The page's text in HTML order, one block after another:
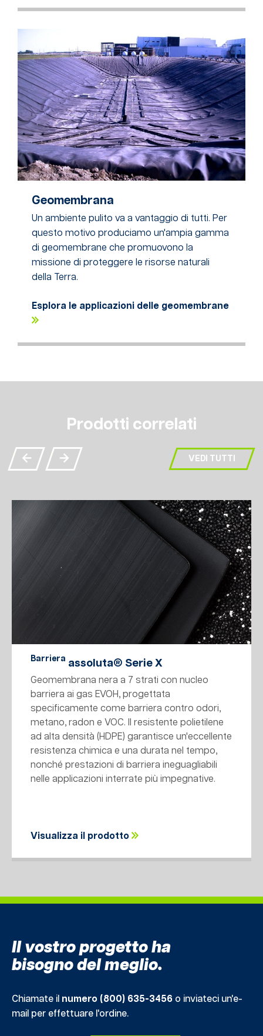
Geomembrana
Un ambiente pulito va a vantaggio di tutti. Per
questo motivo produciamo un'ampia gamma
di geomembrane che promuovono la
missione di proteggere le risorse naturali
della Terra.
Esplora le applicazioni delle geomembrane
Prodotti correlati
VEDI TUTTI
Barriera assoluta® Serie X
Geomembrana nera a 7 strati con nucleo
barriera ai gas EVOH, progettata
specificamente come barriera contro odori,
metano, radon e VOC. Il resistente polietilene
ad alta densità (HDPE) garantisce un'eccellente
resistenza chimica e una durata nel tempo,
nonché prestazioni di barriera ineguagliabili
nelle applicazioni interrate più impegnative.
Visualizza il prodotto
Il vostro progetto ha
bisogno del meglio.
Chiamate il numero (800) 635-3456 o inviateci un'e-
mail per effettuare l'ordine.